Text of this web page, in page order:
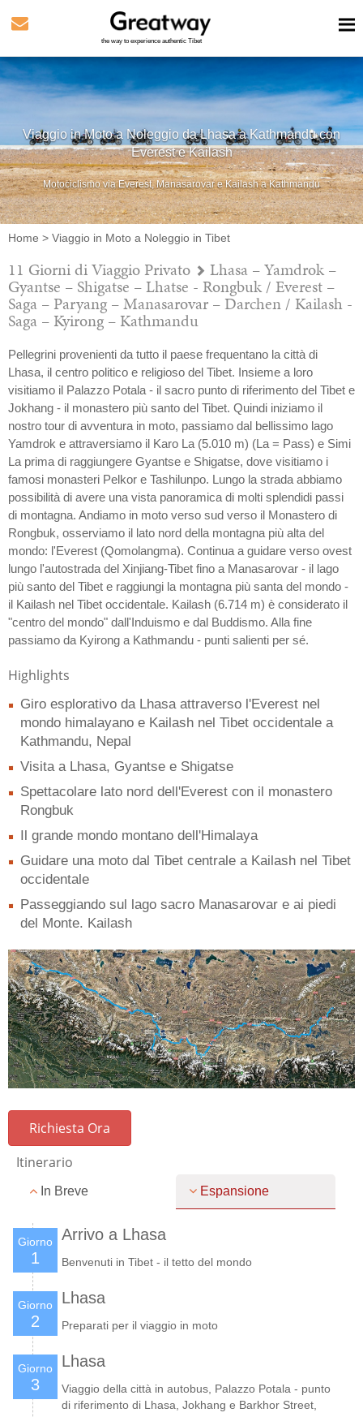
the way to experience authentic Tibet
Viaggio in Moto a Noleggio da Lhasa a Kathmandu con
Everest e Kailash
Motociclismo via Everest, Manasarovar e Kailash a Kathmandu
Home > Viaggio in Moto a Noleggio in Tibet
11 Giorni di Viaggio Privato Lhasa – Yamdrok –
Gyantse – Shigatse – Lhatse - Rongbuk / Everest –
Saga – Paryang – Manasarovar – Darchen / Kailash -
Saga – Kyirong – Kathmandu
Pellegrini provenienti da tutto il paese frequentano la città di
Lhasa, il centro politico e religioso del Tibet. Insieme a loro
visitiamo il Palazzo Potala - il sacro punto di riferimento del Tibet e
Jokhang - il monastero più santo del Tibet. Quindi iniziamo il
nostro tour di avventura in moto, passiamo dal bellissimo lago
Yamdrok e attraversiamo il Karo La (5.010 m) (La = Pass) e Simi
La prima di raggiungere Gyantse e Shigatse, dove visitiamo i
famosi monasteri Pelkor e Tashilunpo. Lungo la strada abbiamo
possibilità di avere una vista panoramica di molti splendidi passi
di montagna. Andiamo in moto verso sud verso il Monastero di
Rongbuk, osserviamo il lato nord della montagna più alta del
mondo: l'Everest (Qomolangma). Continua a guidare verso ovest
lungo l'autostrada del Xinjiang-Tibet fino a Manasarovar - il lago
più santo del Tibet e raggiungi la montagna più santa del mondo -
il Kailash nel Tibet occidentale. Kailash (6.714 m) è considerato il
"centro del mondo" dall'Induismo e dal Buddismo. Alla fine
passiamo da Kyirong a Kathmandu - punti salienti per sé.
Highlights
Giro esplorativo da Lhasa attraverso l'Everest nel
mondo himalayano e Kailash nel Tibet occidentale a
Kathmandu, Nepal
Visita a Lhasa, Gyantse e Shigatse
Spettacolare lato nord dell'Everest con il monastero
Rongbuk
Il grande mondo montano dell'Himalaya
Guidare una moto dal Tibet centrale a Kailash nel Tibet
occidentale
Passeggiando sul lago sacro Manasarovar e ai piedi
del Monte. Kailash
Richiesta Ora
Itinerario
In Breve Espansione
Giorno
1
Arrivo a Lhasa
Benvenuti in Tibet - il tetto del mondo
Giorno
2
Lhasa
Preparati per il viaggio in moto
Giorno
3
Lhasa
Viaggio della città in autobus, Palazzo Potala - punto
di riferimento di Lhasa, Jokhang e Barkhor Street,